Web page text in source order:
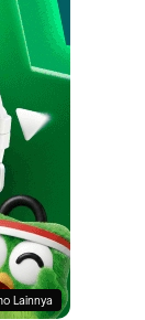
Lainnya